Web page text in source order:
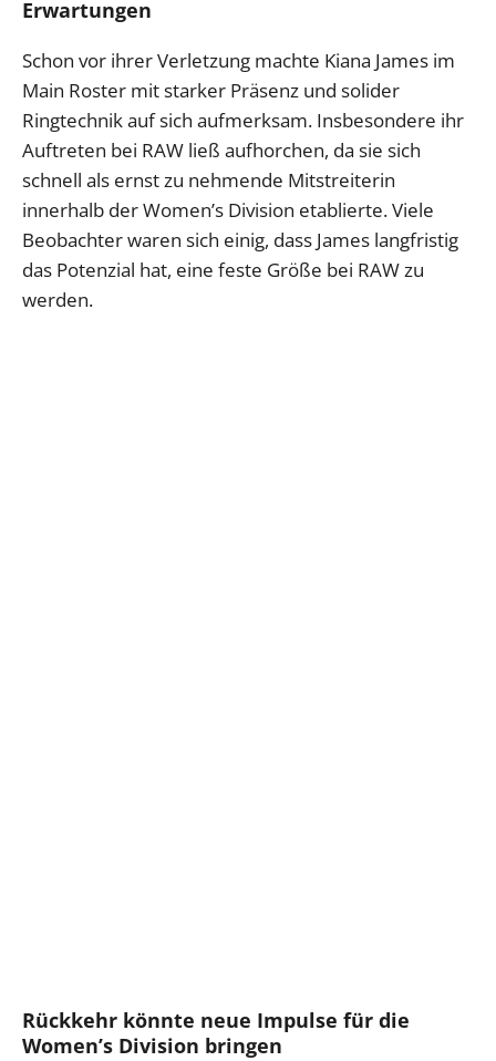
Erwartungen
Schon vor ihrer Verletzung machte Kiana James im
Main Roster mit starker Präsenz und solider
Ringtechnik auf sich aufmerksam. Insbesondere ihr
Auftreten bei RAW ließ aufhorchen, da sie sich
schnell als ernst zu nehmende Mitstreiterin
innerhalb der Women’s Division etablierte. Viele
Beobachter waren sich einig, dass James langfristig
das Potenzial hat, eine feste Größe bei RAW zu
werden.
Rückkehr könnte neue Impulse für die
Women’s Division bringen